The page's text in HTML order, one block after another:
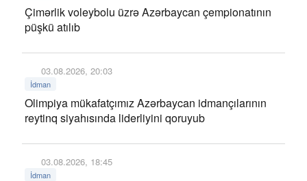
Çimərlik voleybolu üzrə Azərbaycan çempionatının
püşkü atılıb
03.08.2026, 20:03
İdman
Olimpiya mükafatçımız Azərbaycan idmançılarının
reytinq siyahısında liderliyini qoruyub
03.08.2026, 18:45
İdman